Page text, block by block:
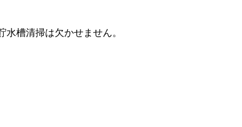
槽清掃は欠かせません。